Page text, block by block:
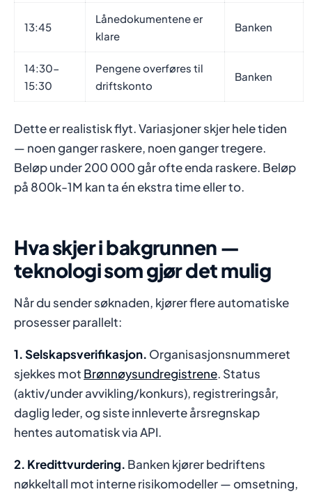
13:45
Lånedokumentene er
klare
Banken
14:30-
15:30
Pengene overføres til
driftskonto
Banken
Dette er realistisk flyt. Variasjoner skjer hele tiden
— noen ganger raskere, noen ganger tregere.
Beløp under 200 000 går ofte enda raskere. Beløp
på 800k-1M kan ta én ekstra time eller to.
Hva skjer i bakgrunnen —
teknologi som gjør det mulig
Når du sender søknaden, kjører flere automatiske
prosesser parallelt:
1. Selskapsverifikasjon. Organisasjonsnummeret
sjekkes mot Brønnøysundregistrene. Status
(aktiv/under avvikling/konkurs), registreringsår,
daglig leder, og siste innleverte årsregnskap
hentes automatisk via API.
2. Kredittvurdering. Banken kjører bedriftens
nøkkeltall mot interne risikomodeller — omsetning,